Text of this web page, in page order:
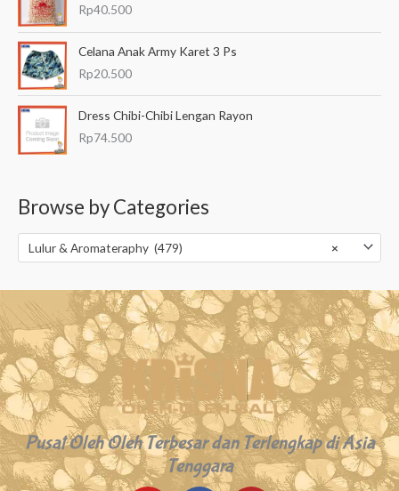
Rp40.500
Celana Anak Army Karet 3 Ps
Rp20.500
Dress Chibi-Chibi Lengan Rayon
Rp74.500
Browse by Categories
×
Lulur & Aromateraphy (479)
Pusat Oleh Oleh Terbesar dan Terlengkap di Asia
Tenggara